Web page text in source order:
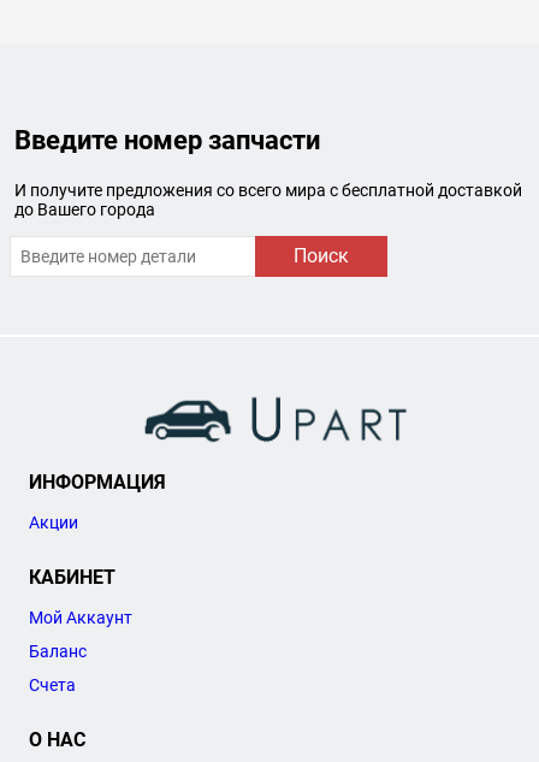
Введите номер запчасти
И получите предложения со всего мира с бесплатной доставкой
до Вашего города
Поиск
ИНФОРМАЦИЯ
Акции
КАБИНЕТ
Мой Аккаунт
Баланс
Счета
О НАС